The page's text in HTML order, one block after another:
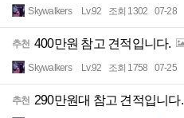
Skywalkers Lv.92 조회 1302 07-28
추천 400만원 참고 견적입니다.
Skywalkers Lv.92 조회 1758 07-25
추천 290만원대 참고 견적입니다.